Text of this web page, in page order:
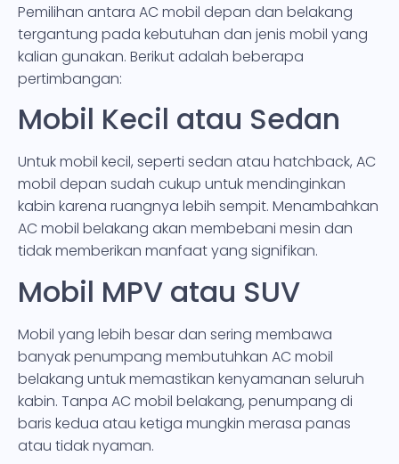
Pemilihan antara AC mobil depan dan belakang
tergantung pada kebutuhan dan jenis mobil yang
kalian gunakan. Berikut adalah beberapa
pertimbangan:
Mobil Kecil atau Sedan
Untuk mobil kecil, seperti sedan atau hatchback, AC
mobil depan sudah cukup untuk mendinginkan
kabin karena ruangnya lebih sempit. Menambahkan
AC mobil belakang akan membebani mesin dan
tidak memberikan manfaat yang signifikan.
Mobil MPV atau SUV
Mobil yang lebih besar dan sering membawa
banyak penumpang membutuhkan AC mobil
belakang untuk memastikan kenyamanan seluruh
kabin. Tanpa AC mobil belakang, penumpang di
baris kedua atau ketiga mungkin merasa panas
atau tidak nyaman.